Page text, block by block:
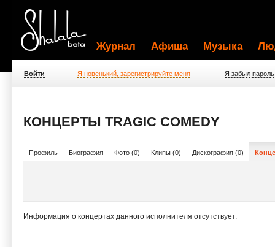
Журнал Афиша Музыка
Войти Я новенький, зарегистрируйте меня Я забыл пароль
КОНЦЕРТЫ TRAGIC COMEDY
Профиль Биография Фото (0) Клипы (0) Дискография (0)
Информация о концертах данного исполнителя отсутствует.